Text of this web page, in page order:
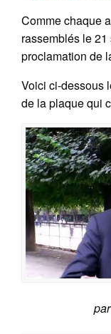
Comme chaque
rassemblés le
proclamation de
Voici ci-dessous
de la plaque qui
par